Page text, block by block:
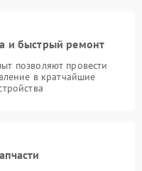
и быстрый ремонт
позволяют провести
в кратчайшие